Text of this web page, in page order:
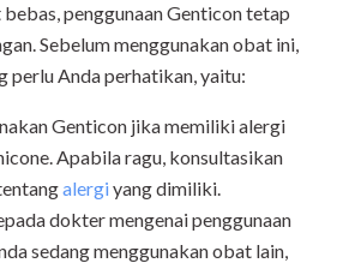
penggunaan Genticon tetap
Sebelum menggunakan obat ini,
perlu Anda perhatikan, yaitu:
Genticon jika memiliki alergi
Apabila ragu, konsultasikan
alergiyang dimiliki.
dokter mengenai penggunaan
sedang menggunakan obat lain,